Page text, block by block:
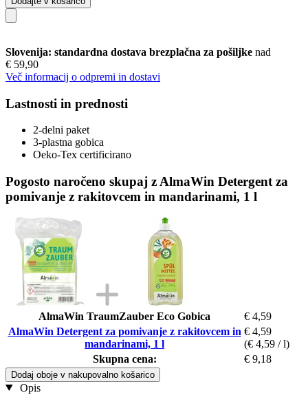
Slovenija: standardna dostava brezplačna za pošiljke nad
€ 59,90
Več informacij o odpremi in dostavi
Lastnosti in prednosti
2-delni paket
3-plastna gobica
Oeko-Tex certificirano
Pogosto naročeno skupaj z AlmaWin Detergent za
pomivanje z rakitovcem in mandarinami, 1 l
AlmaWin TraumZauber Eco Gobica
€ 4,59
AlmaWin Detergent za pomivanje z rakitovcem in
mandarinami, 1 l
€ 4,59
(€ 4,59 / l)
Skupna cena:
€ 9,18
Dodaj oboje v nakupovalno košarico
Opis